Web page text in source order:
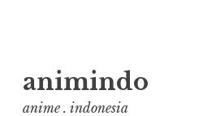
to
content
animindo
anime . indonesia